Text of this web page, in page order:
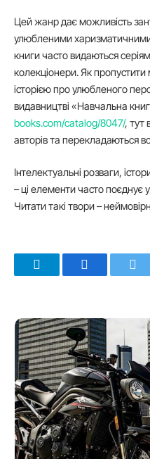
Цей жанр дає можливість
улюбленими
книги часто видаються
колекціонери. Як
історією про улюбленого
видавництві «Навчальна
books.com/catalog/8047/, тут
авторів та перекладаються
Інтелектуальні розваги,
– ці елементи часто поєднує
Читати такі твори –
TelegramFacebook